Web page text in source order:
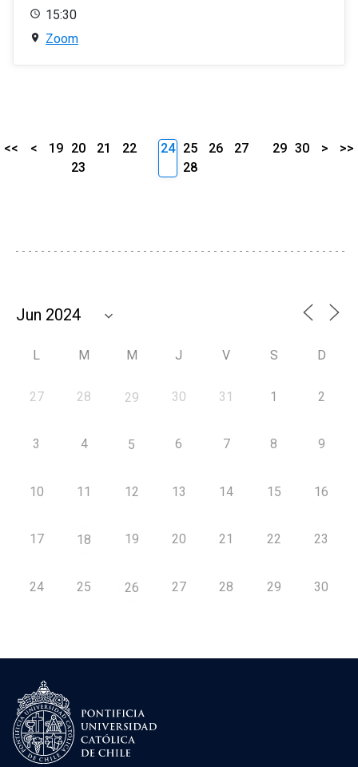
15:30
Zoom
<< < 19 20 21
22
23
24 25 26
27
28
29 30 > >>
L M M J V S D
27 28 29 30 31 1 2
3 4 5 6 7 8 9
10 11 12 13 14 15 16
17 18 19 20 21 22 23
24 25 26 27 28 29 30